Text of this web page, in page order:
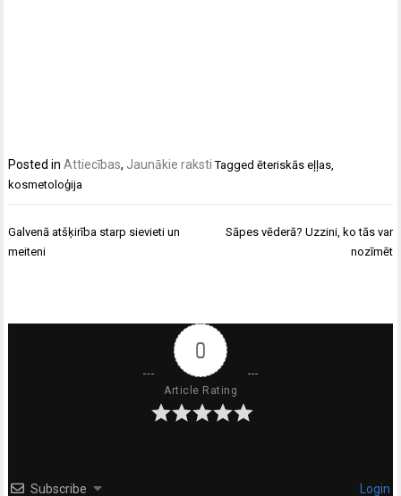
Posted inAttiecības, Jaunākie raksti Taggedēteriskās eļļas,
kosmetoloģija
Ziņu
izvēlne
Galvenā atšķirība starp sievieti un
meiteni
Sāpes vēderā? Uzzini, ko tās var
nozīmēt
0
Article Rating
Subscribe Login